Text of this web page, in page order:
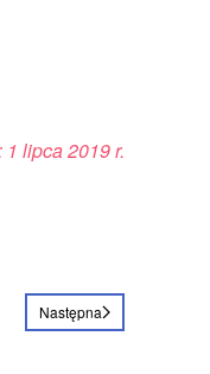
lipca 2019 r.
Następna